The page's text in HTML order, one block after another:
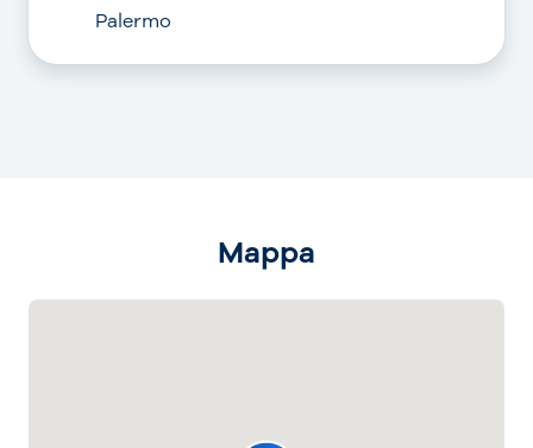
Palermo
Mappa